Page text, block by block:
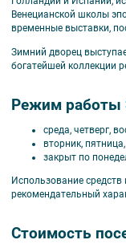
Венецианской школы
временные выставки,
Зимний дворец
богатейшей коллекции
Режим работы
среда, четверг,
вторник,
закрыт по
Использование
рекомендательный
Стоимость